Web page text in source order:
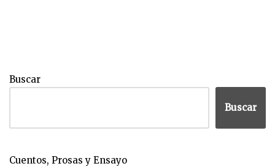
Buscar
Buscar
Cuentos, Prosas y Ensayo